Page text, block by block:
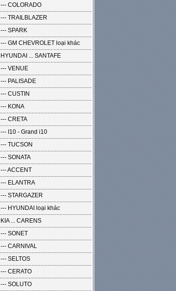
--- COLORADO
--- TRAILBLAZER
--- SPARK
--- GM CHEVROLET loại khác
HYUNDAI ... SANTAFE
--- VENUE
--- PALISADE
--- CUSTIN
--- KONA
--- CRETA
--- I10 - Grand i10
--- TUCSON
--- SONATA
--- ACCENT
--- ELANTRA
--- STARGAZER
--- HYUNDAI loại khác
KIA ... CARENS
--- SONET
--- CARNIVAL
--- SELTOS
--- CERATO
--- SOLUTO